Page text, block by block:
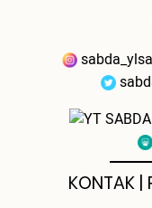
sabda_ylsa
KONTAK